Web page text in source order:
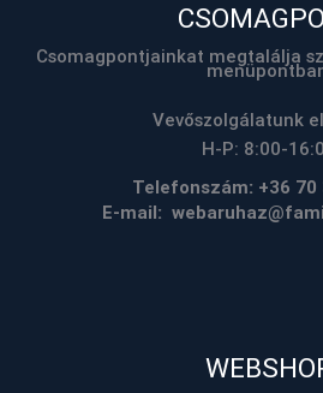
Csomagpontjainkat megtalálja
Vevőszolgálatunk
H-P: 8:00-
Telefonszám: +36 70
E-mail: